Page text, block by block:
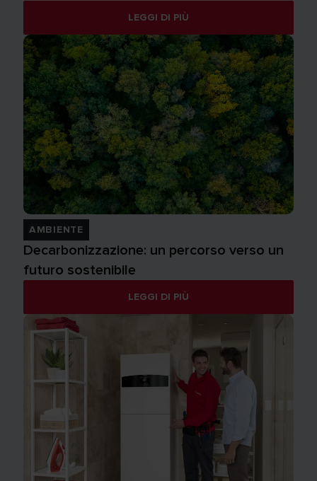
LEGGI DI PIÙ
AMBIENTE
Decarbonizzazione: un percorso verso un
futuro sostenibile
LEGGI DI PIÙ